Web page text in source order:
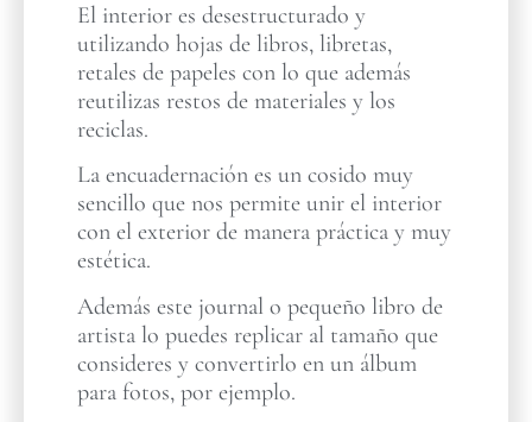
El interior es desestructurado y
utilizando hojas de libros, libretas,
retales de papeles con lo que además
reutilizas restos de materiales y los
reciclas.
La encuadernación es un cosido muy
sencillo que nos permite unir el interior
con el exterior de manera práctica y muy
estética.
Además este journal o pequeño libro de
artista lo puedes replicar al tamaño que
consideres y convertirlo en un álbum
para fotos, por ejemplo.